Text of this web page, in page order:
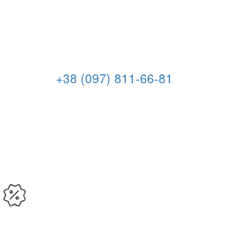
+38 (097) 811-66-81